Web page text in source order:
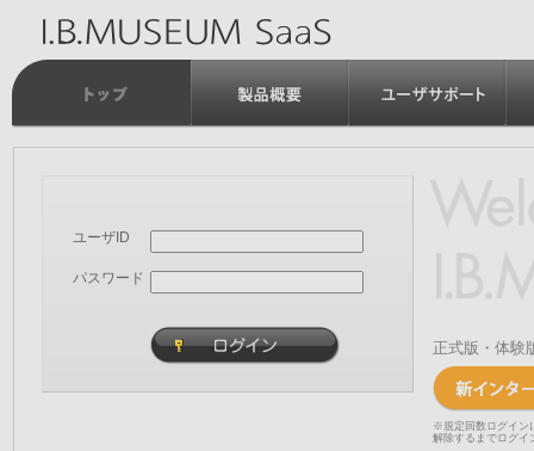
ユーザID
パスワード
正式版・体験
※規定回数ログイン
解除するまでログイ